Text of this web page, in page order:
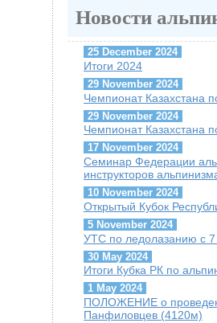
Новости
25 December 2024
Итоги 2024
29 November 2024
Чемпионат Казахстана
29 November 2024
Чемпионат Казахстана
17 November 2024
Семинар Федерации
инструкторов
10 November 2024
Открытый Кубок
5 November 2024
УТС по ледолазанию с 7
30 May 2024
Итоги Кубка РК по
1 May 2024
ПОЛОЖЕНИЕ о
Панфиловцев (4120м)